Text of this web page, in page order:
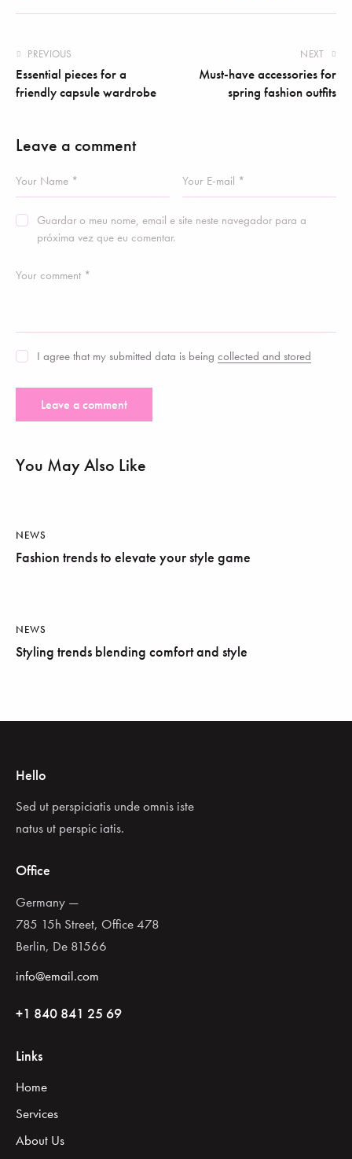
PREVIOUS
Essential pieces for a
friendly capsule wardrobe
NEXT
Must-have accessories for
spring fashion outfits
Leave a comment
Guardar o meu nome, email e site neste navegador para a
próxima vez que eu comentar.
I agree that my submitted data is being collected and stored
You May Also Like
NEWS
Fashion trends to elevate your style game
NEWS
Styling trends blending comfort and style
Hello
Sed ut perspiciatis unde omnis iste
natus ut perspic iatis.
Office
Germany —
785 15h Street, Office 478
Berlin, De 81566
info@email.com
+1 840 841 25 69
Links
Home
Services
About Us